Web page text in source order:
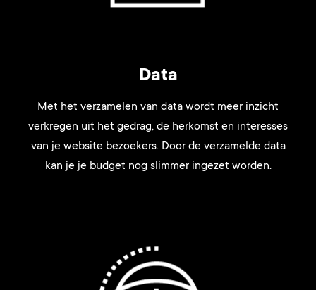
Data
Met het verzamelen van data wordt meer inzicht
verkregen uit het gedrag, de herkomst en interesses
van je website bezoekers. Door de verzamelde data
kan je je budget nog slimmer ingezet worden.